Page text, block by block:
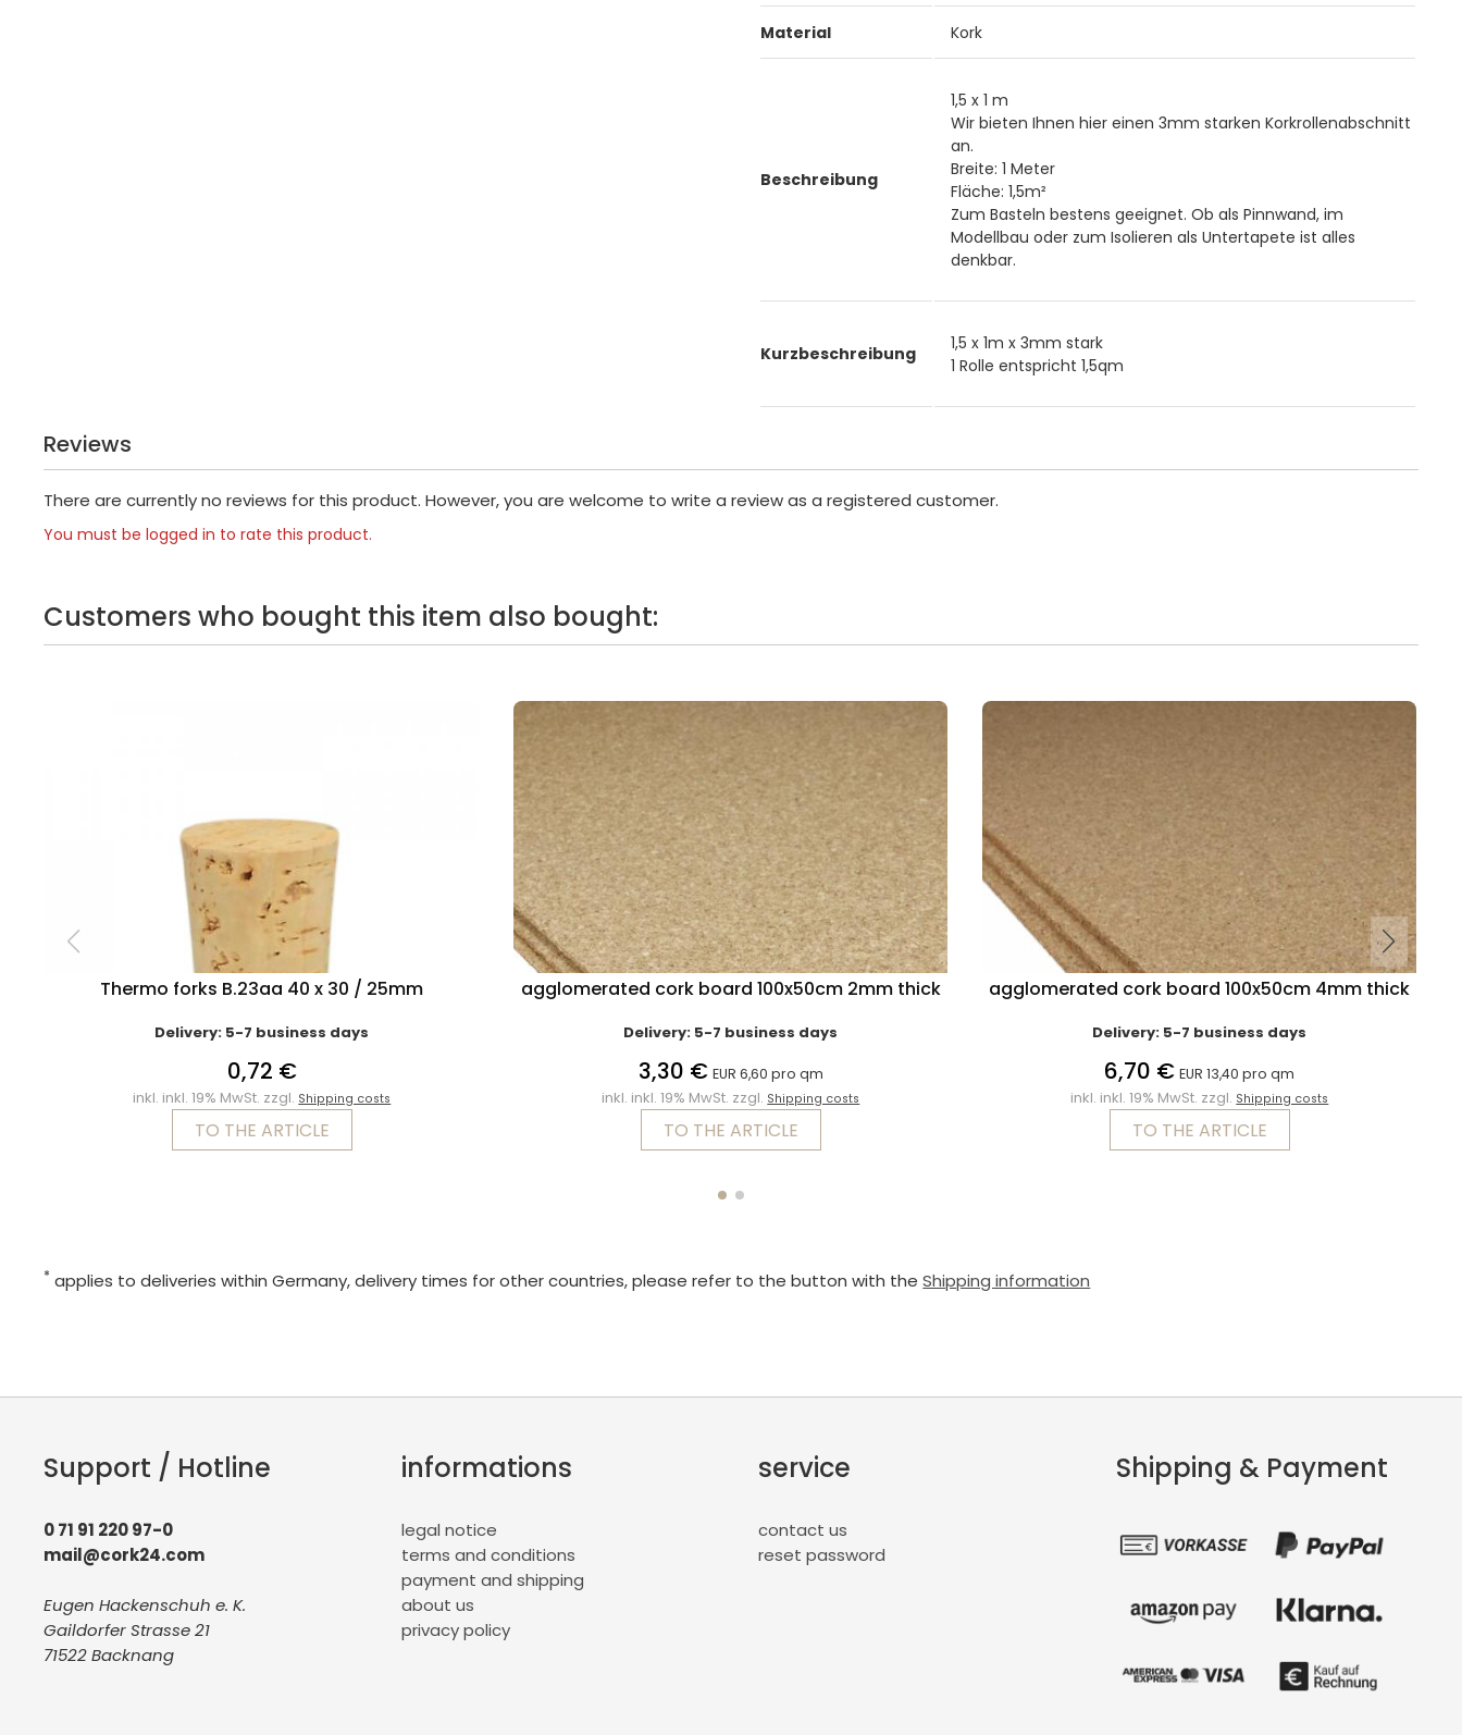
Material Kork
Beschreibung
1,5 x 1 m
Wir bieten Ihnen hier einen 3mm starken Korkrollenabschnitt
an.
Breite: 1 Meter
Fläche: 1,5m²
Zum Basteln bestens geeignet. Ob als Pinnwand, im
Modellbau oder zum Isolieren als Untertapete ist alles
denkbar.
Kurzbeschreibung
1,5 x 1m x 3mm stark
1 Rolle entspricht 1,5qm
Reviews
There are currently no reviews for this product. However, you are welcome to write a review as a registered customer.
You must be logged in to rate this product.
Customers who bought this item also bought:
Thermo forks B.23aa 40 x 30 / 25mm
Delivery: 5-7 business days
0,72 €
inkl. inkl. 19% MwSt. zzgl. Shipping costs
TO THE ARTICLE
agglomerated cork board 100x50cm 2mm thick
Delivery: 5-7 business days
3,30 € EUR 6,60 pro qm
inkl. inkl. 19% MwSt. zzgl. Shipping costs
TO THE ARTICLE
agglomerated cork board 100x50cm 4mm thick
Delivery: 5-7 business days
6,70 € EUR 13,40 pro qm
inkl. inkl. 19% MwSt. zzgl. Shipping costs
TO THE ARTICLE
* applies to deliveries within Germany, delivery times for other countries, please refer to the button with theShipping information
Support / Hotline
0 71 91 220 97-0
mail@cork24.com
Eugen Hackenschuh e. K.
Gaildorfer Strasse 21
71522 Backnang
informations
legal notice
terms and conditions
payment and shipping
about us
privacy policy
service
contact us
reset password
Shipping & Payment